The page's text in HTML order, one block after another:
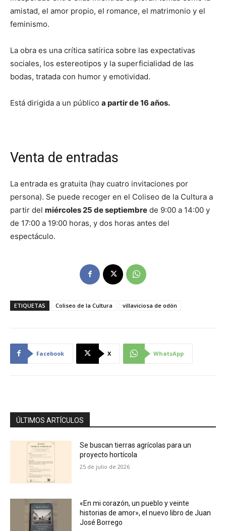
amistad, el amor propio, el romance, el matrimonio y el
feminismo.
La obra es una crítica satírica sobre las expectativas
sociales, los estereotipos y la superficialidad de las
bodas, tratada con humor y emotividad.
Está dirigida a un público a partir de 16 años.
Venta de entradas
La entrada es gratuita (hay cuatro invitaciones por
persona). Se puede recoger en el Coliseo de la Cultura a
partir del miércoles 25 de septiembre de 9:00 a 14:00 y
de 17:00 a 19:00 horas, y dos horas antes del
espectáculo.
ETIQUETAS Coliseo de la Cultura villaviciosa de odón
Facebook X WhatsApp
ÚLTIMOS ARTÍCULOS
Se buscan tierras agrícolas para un
proyecto hortícola
25 de julio de 2026
«En mi corazón, un pueblo y veinte
historias de amor», el nuevo libro de Juan
José Borrego